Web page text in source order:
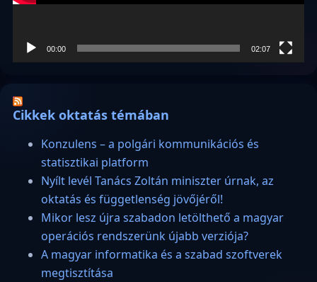
00:00 02:07
Cikkek oktatás témában
Konzulens – a polgári kommunikációs és
statisztikai platform
Nyílt levél Tanács Zoltán miniszter úrnak, az
oktatás és függetlenség jövőjéről!
Mikor lesz újra szabadon letölthető a magyar
operációs rendszerünk újabb verziója?
A magyar informatika és a szabad szoftverek
megtisztítása